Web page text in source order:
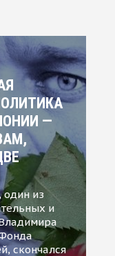
—
один из
и
скончался